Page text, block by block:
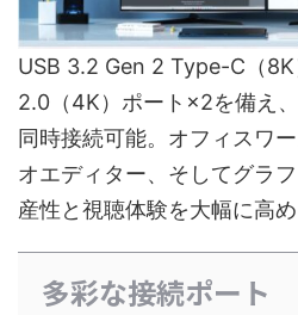
USB 3.2 Gen 2 Type-C（
2.0（4K）ポート×2を備え
同時接続可能。オフィスワ
オエディター、そしてグラ
産性と視聴体験を大幅に高め
多彩な接続ポート